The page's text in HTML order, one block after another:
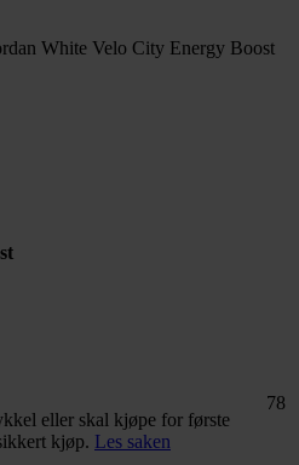
White Velo City Energy Boost
eller skal kjøpe for første
kjøp. Les saken
78